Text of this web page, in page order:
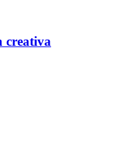
creativa